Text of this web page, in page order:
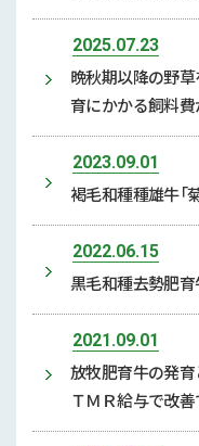
2025.07.23
晩秋期以降の野
育にかかる飼料
2023.09.01
褐毛和種種雄牛「
2022.06.15
黒毛和種去勢肥
2021.09.01
放牧肥育牛の発育
ＴＭＲ給与で改善